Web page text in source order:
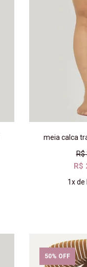
meia calca
R$
R$
1xde
50% OFF